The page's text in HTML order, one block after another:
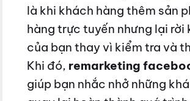
là khi khách hàng thêm sản
hàng trực tuyến nhưng lại rời
của bạn thay vì kiểm tra và
Khi đó, remarketing
giúp bạn nhắc nhở những